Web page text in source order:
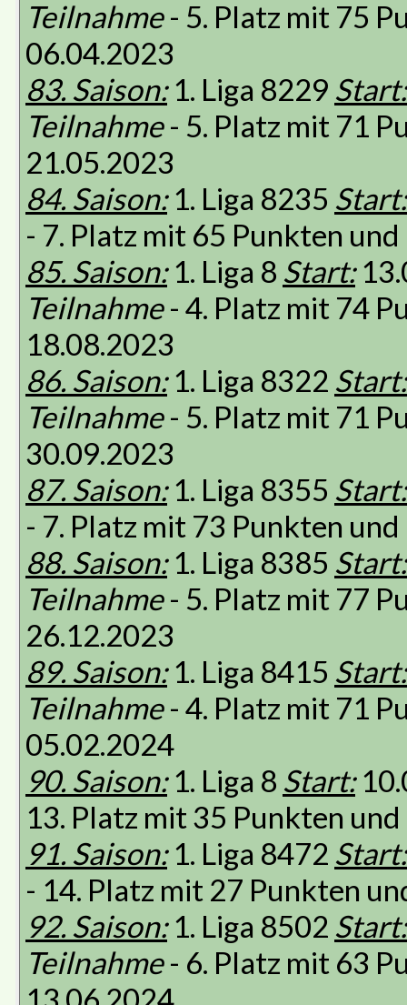
Teilnahme- 5. Platz mit 75
06.04.2023
83. Saison:1. Liga 8229 Start:
Teilnahme- 5. Platz mit 71
21.05.2023
84. Saison:1. Liga 8235 Start:
- 7. Platz mit 65 Punkten
85. Saison:1. Liga 8 Start:
Teilnahme- 4. Platz mit 74
18.08.2023
86. Saison:1. Liga 8322 Start:
Teilnahme- 5. Platz mit 71
30.09.2023
87. Saison:1. Liga 8355 Start:
- 7. Platz mit 73 Punkten
88. Saison:1. Liga 8385 Start:
Teilnahme- 5. Platz mit 77
26.12.2023
89. Saison:1. Liga 8415 Start:
Teilnahme- 4. Platz mit 71
05.02.2024
90. Saison:1. Liga 8 Start:
13. Platz mit 35 Punkten
91. Saison:1. Liga 8472 Start:
- 14. Platz mit 27 Punkten
92. Saison:1. Liga 8502 Start:
Teilnahme- 6. Platz mit 63